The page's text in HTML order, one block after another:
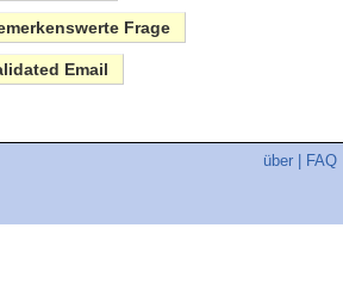
Frage
Email
über FAQ